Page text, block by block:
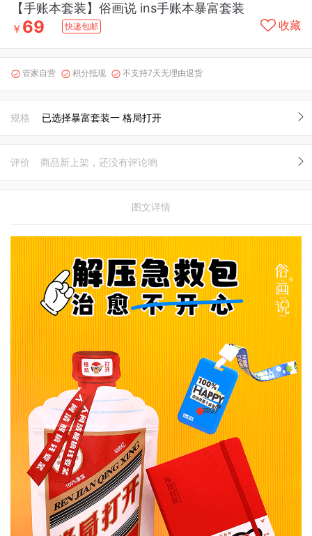
【手账本套装】俗画说 ins手账本暴富套装
￥ 69 快递包邮 收藏
 管家自营  积分抵现  不支持7天无理由退货
规格 已选择暴富套装一 格局打开
评价 商品新上架，还没有评论哟
图文详情